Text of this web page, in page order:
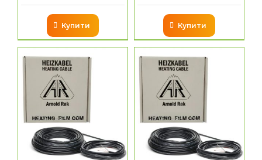
Купити Купити